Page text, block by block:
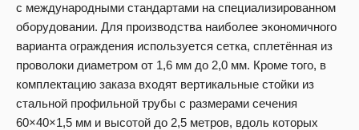
с международными стандартами на специализированном
оборудовании. Для производства наиболее экономичного
варианта ограждения используется сетка, сплетённая из
проволоки диаметром от 1,6 мм до 2,0 мм. Кроме того, в
комплектацию заказа входят вертикальные стойки из
стальной профильной трубы с размерами сечения
60×40×1,5 мм и высотой до 2,5 метров, вдоль которых